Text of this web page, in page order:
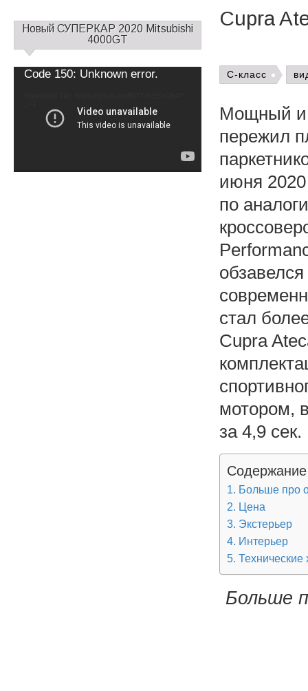
Cupra
C-класс
Мощный и
пережил
июня
по
стал
Cupra
мотором,
за 4,9 сек.
Содержание
Больше про
Цена
Экстерьер
Интерьер
Технические
Больше
С
й
д
Новый СУПЕРКАР 2020 Mitsubishi
4000GT
Video
Code 150: Unknown error.